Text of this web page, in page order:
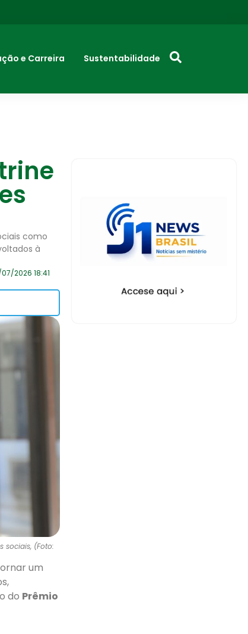
e Carreira Sustentabilidade
como
à
2026 18:41
sociais, (Foto:
um
do Prêmio